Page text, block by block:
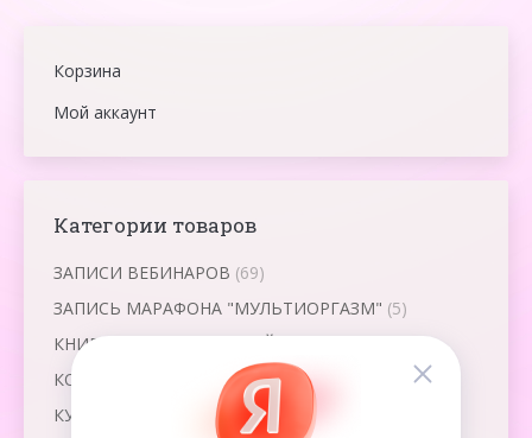
Корзина
Мой аккаунт
Категории товаров
ЗАПИСИ ВЕБИНАРОВ (69)
ЗАПИСЬ МАРАФОНА "МУЛЬТИОРГАЗМ" (5)
КНИГИ ОЛЬГИ ПАНКОВОЙ (31)
КОНСУЛЬТАЦИИ
КУРС "Даосские секреты здорового зачатия"